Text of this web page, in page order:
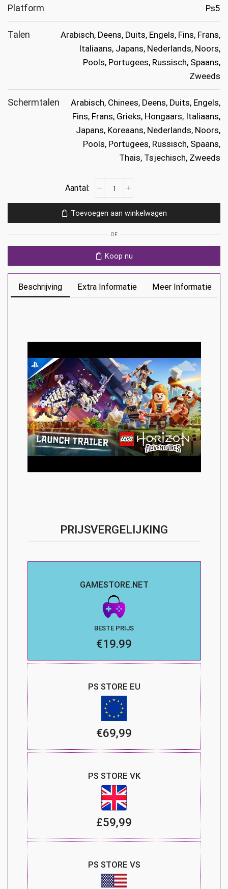
Platform Ps5
Talen
Arabisch, Deens, Duits, Engels, Fins, Frans,
Italiaans, Japans, Nederlands, Noors,
Pools, Portugees, Russisch, Spaans,
Zweeds
Schermtalen
Arabisch, Chinees, Deens, Duits, Engels,
Fins, Frans, Grieks, Hongaars, Italiaans,
Japans, Koreaans, Nederlands, Noors,
Pools, Portugees, Russisch, Spaans,
Thais, Tsjechisch, Zweeds
Adventures
Ps5
Toevoegen aan winkelwagen
OF
Koop nu
Beschrijving Extra Informatie Meer Informatie
PRIJSVERGELIJKING
GAMESTORE.NET
BESTE PRIJS
€19.99
PS STORE EU
€69,99
PS STORE VK
£59,99
PS STORE VS